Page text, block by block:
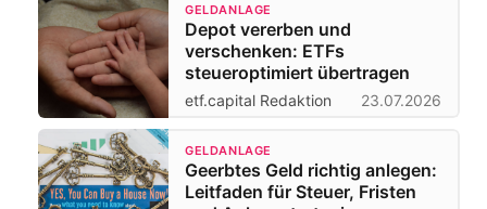
GELDANLAGE
Depot vererben und
verschenken: ETFs
steueroptimiert übertragen
etf.capital Redaktion 23.07.2026
GELDANLAGE
Geerbtes Geld richtig anlegen:
Leitfaden für Steuer, Fristen